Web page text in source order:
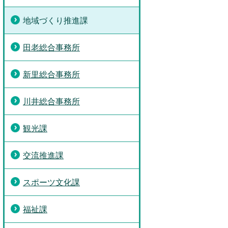
地域づくり推進課
田老総合事務所
新里総合事務所
川井総合事務所
観光課
交流推進課
スポーツ文化課
福祉課